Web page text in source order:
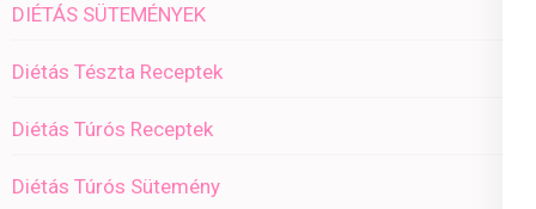
DIÉTÁS SÜTEMÉNYEK
Diétás Tészta Receptek
Diétás Túrós Receptek
Diétás Túrós Sütemény